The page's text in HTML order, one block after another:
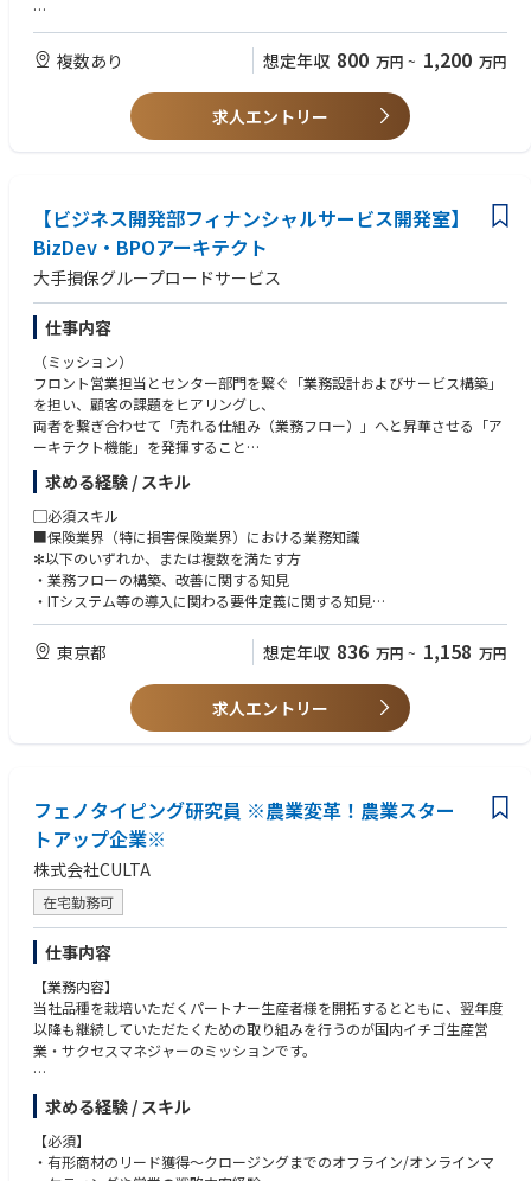
・事業化に向けた企画・検討（ビジネススキームの構築、フロー整備）
・商社やメーカーへの機器発注、および施工業者との工程管理・ディレク
・顧客向けの補助金申請に関する進行管理
・将来的な業務内製化に向けた運用体制・スキームの構築
ン）が担います。そのため、ご自身は「売れる仕組み作り」や「事業の運
用・進行管理」に専念できる環境です。
※初期フェーズは外部パートナーと連携して進めますが、将来的には完全
内製化を目指しており、中核メンバーとしてご活躍いただけます。
※事業開始から日が浅く、自ら業務を築き上げつつ、日々改善を行うこと
から、新規事業のダイナミズムを感じることができます。
変化に富み、かつ、スピーディに仕事を行う環境の中で成長ができます。
大小の新電力を立ち上げたメンバーが複数いることから、チームで十分な
コミュニケーションを取りながら事業を遂行することができます。
【求める人物像】
■新規事業の立ち上げにやりがいを持てる方
■周囲と協調しながら、円滑に業務を推進できる方
■前向きで好奇心旺盛であり、自ら考えて行動（実行）に移せる方
複数あり 想定年収 800 万円 ~ 1,200 万円
求人エントリー
【ビジネス開発部フィナンシャルサービス開発室】
BizDev・BPOアーキテクト
大手損保グループロードサービス
仕事内容
（ミッション）
フロント営業担当とセンター部門を繋ぐ「業務設計およびサービス構築」
を担い、顧客の課題をヒアリングし、
両者を繋ぎ合わせて「売れる仕組み（業務フロー）」へと昇華させる「ア
ーキテクト機能」を発揮すること
（成果責任）
■サービス設計を通じたグループ内外販におけるBPO事業の獲得
■持続可能な組織知の構築
（具体的活動）
■ソリューション設計
なBPOモデルならびに実現可能な業務フローを描く
■社内調整・運用構築
センター部門と協議し、高品質なサービス水準を維持できる体制となる
よう業務設計を調整し、プロジェクト全体のマネジメントを行う
■新規サービス企画
事業開発・業務設計のノウハウを、社内メンバーに型として共有し、組
織知の構築を行う
（仕事の魅力・やりがい）
■事業構築の根幹を担う「設計」のプロフェッショナル
商談からその後の運営までを俯瞰した事業構築を通じて、広範な視野と
プロジェクトマネジメントの経験を培うことができる
■社会インフラを担う当社の事業を通じた社会貢献
エマージェンシー対応をはじめとする事業を数多く担う当社で、多くの
エンドユーザーへサービスを提供する仕組みを構築することができる
■業務成果や知見還流を通じた手触り感のある会社成長の牽引
大規模な重点プロジェクトへの参画を通じて、収益貢献、事業実績の積
み上げおよび組織知の構築を牽引することができる
事業会社としての収益と品質のバランス感覚や、経験豊富なリーダーや
多様な経歴を持つメンバーとの業務を通じた様々な物事の考え方を学ぶこ
とができる
求める経験 / スキル
▢必須スキル
■保険業界（特に損害保険業界）における業務知識
✻以下のいずれか、または複数を満たす方
・業務フローの構築、改善に関する知見
・ITシステム等の導入に関わる要件定義に関する知見
▢経験
■以下のいずれか、または複数を満たす方
・損害保険における損害サービス部門（損害査定・顧客対応、等）での実
・BPOベンダーまたはコンサルティングファームでの業務改善（BPR）・
・社内外の多様なステークホルダーを巻き込み、プロジェクトを推進した
経験
▢求める人物像
（コンピテンシー）
・お客さまのために信念を持って対応を進められる強い職業倫理意識を持
っていること
・専門性と結果志向を有し、チーム全体での成果を意識した行動ができる
こと
・コミュニケーション能力とストレス耐性があり、粘り強くステークホル
ダーと交渉・調整できること
・「当事者意識と能動的思考力」を持ち、「考え抜く力」「チームで働く
力」を兼ね備えた自律型人財であること
・論理的に物事を理解し、その結果をわかりやすく表現できること
・絶えず自己研鑽に努めることができるじこと
東京都 想定年収 836 万円 ~ 1,158 万円
求人エントリー
フェノタイピング研究員 ※農業変革！農業スター
トアップ企業※
株式会社CULTA
在宅勤務可
仕事内容
【業務内容】
当社品種を栽培いただくパートナー生産者様を開拓するとともに、翌年度
以降も継続していただたくための取り組みを行うのが国内イチゴ生産営
業・サクセスマネジャーのミッションです。
＜具体的な業務内容＞
・新規契約栽培パートナーの獲得戦略立案
（パートナーセールス（個人・組合・法人の別問わず）活用、展示会出
展、広告出稿、リファラル）
求める経験 / スキル
【必須】
・有形商材のリード獲得〜クロージングまでのオフライン/オンラインマ